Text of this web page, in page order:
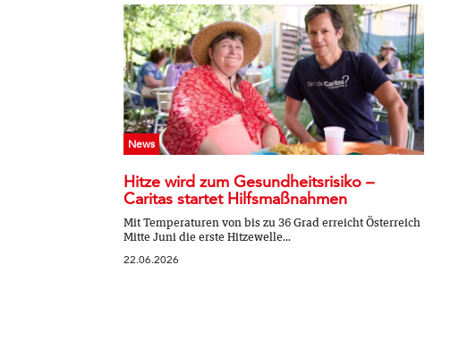
News
Hitze wird zum Gesundheitsrisiko –
Caritas startet Hilfsmaßnahmen
Mit Temperaturen von bis zu 36 Grad erreicht Österreich
Mitte Juni die erste Hitzewelle...
22.06.2026